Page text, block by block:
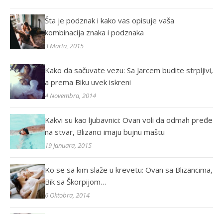
Šta je podznak i kako vas opisuje vaša
kombinacija znaka i podznaka
3 Marta, 2015
Kako da sačuvate vezu: Sa Jarcem budite strpljivi,
a prema Biku uvek iskreni
4 Novembra, 2014
Kakvi su kao ljubavnici: Ovan voli da odmah pređe
na stvar, Blizanci imaju bujnu maštu
19 Januara, 2015
Ko se sa kim slaže u krevetu: Ovan sa Blizancima,
Bik sa Škorpijom…
6 Oktobra, 2014